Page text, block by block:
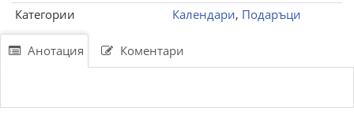
Категории
Календари, Подаръци
Анотация Коментари